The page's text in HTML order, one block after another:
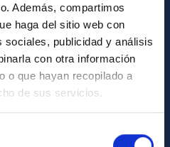
Además, compartimos
haga del sitio web con
sociales, publicidad y análisis
con otra información
o que hayan recopilado a
de sus servicios.